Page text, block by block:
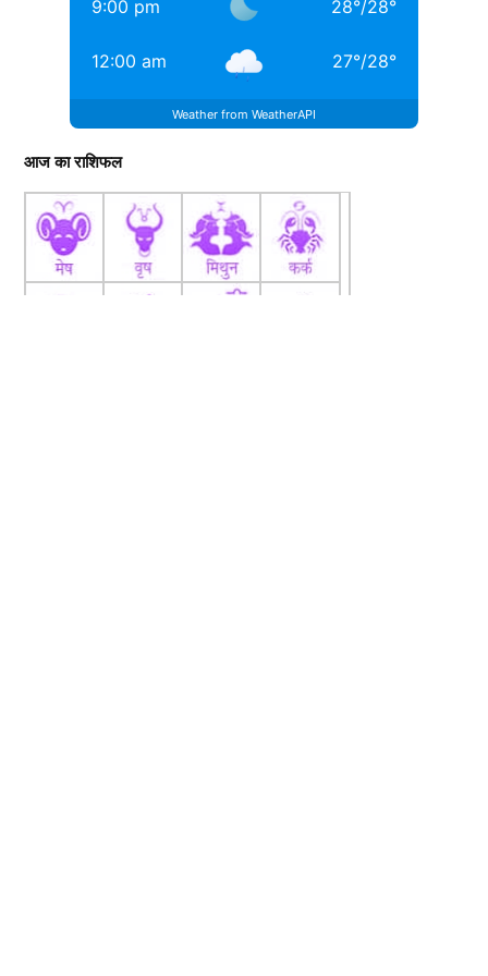
9:00 pm 28°/28°
12:00 am 27°/28°
Weather from WeatherAPI
आज का राशिफल